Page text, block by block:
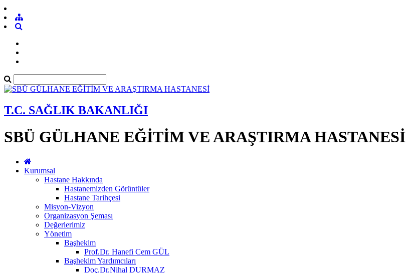
T.C. SAĞLIK BAKANLIĞI
SBÜ GÜLHANE EĞİTİM VE ARAŞTIRMA HASTANESİ
Kurumsal
Hastane Hakkında
Hastanemizden Görüntüler
Hastane Tarihçesi
Misyon-Vizyon
Organizasyon Şeması
Değerlerimiz
Yönetim
Başhekim
Prof.Dr. Hanefi Cem GÜL
Başhekim Yardımcıları
Doç.Dr.Nihal DURMAZ